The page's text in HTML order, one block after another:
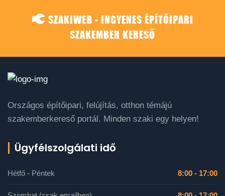
SZAKIWEB - INGYENES ÉPÍTŐIPARI
SZAKEMBER KERESŐ
Országos építőipari, felújítás, otthon témájú
szakemberkereső portál. Minden szaki egy helyen!
Ügyfélszolgálati idő
Hétfő - Péntek 8:00 - 17:00